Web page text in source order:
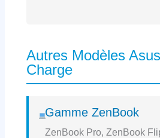
Autres Modèles
Charge
Gamme ZenBook
ZenBook Pro, ZenBook